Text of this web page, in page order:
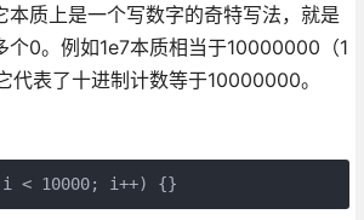
本质上是一个写数字的奇特写法，就是
个0。例如1e7本质相当于10000000（1
代表了十进制计数等于10000000。
< 10000; i++) {}